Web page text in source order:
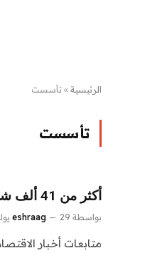
الرئيسية » تأسست
تأسست
أكثر من 41 ألف شركة تأسست فى مصر منذ مايو 2023 وحتى 2024
بواسطة eshraag 29 يوليو، 2024
متابعات أخبار